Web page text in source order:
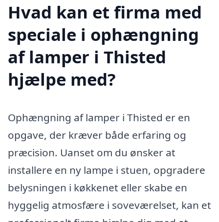
Hvad kan et firma med
speciale i ophængning
af lamper i Thisted
hjælpe med?
Ophængning af lamper i Thisted er en
opgave, der kræver både erfaring og
præcision. Uanset om du ønsker at
installere en ny lampe i stuen, opgradere
belysningen i køkkenet eller skabe en
hyggelig atmosfære i soveværelset, kan et